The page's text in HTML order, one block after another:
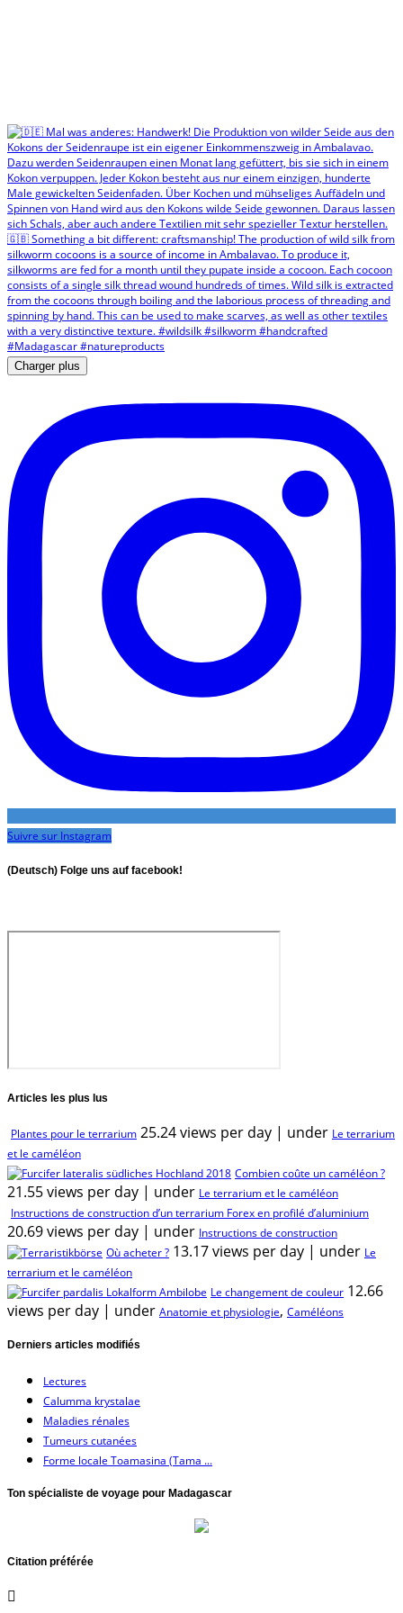
Charger plus
Suivre sur Instagram
(Deutsch) Folge uns auf facebook!
Articles les plus lus
Plantes pour le terrarium 25.24 views per day | under Le terrarium
et le caméléon
Combien coûte un caméléon ?
21.55 views per day | under Le terrarium et le caméléon
Instructions de construction d’un terrarium Forex en profilé d’aluminium
20.69 views per day | under Instructions de construction
Où acheter ? 13.17 views per day | under Le
terrarium et le caméléon
Le changement de couleur 12.66
views per day | under Anatomie et physiologie, Caméléons
Derniers articles modifiés
Lectures
Calumma krystalae
Maladies rénales
Tumeurs cutanées
Forme locale Toamasina (Tama ...
Ton spécialiste de voyage pour Madagascar
Citation préférée